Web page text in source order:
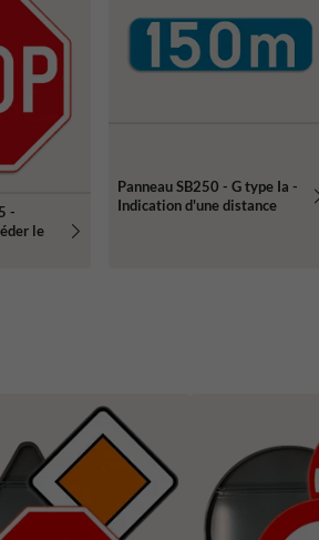
-
le
Panneau SB250 - G type Ia -
Indication d'une distance